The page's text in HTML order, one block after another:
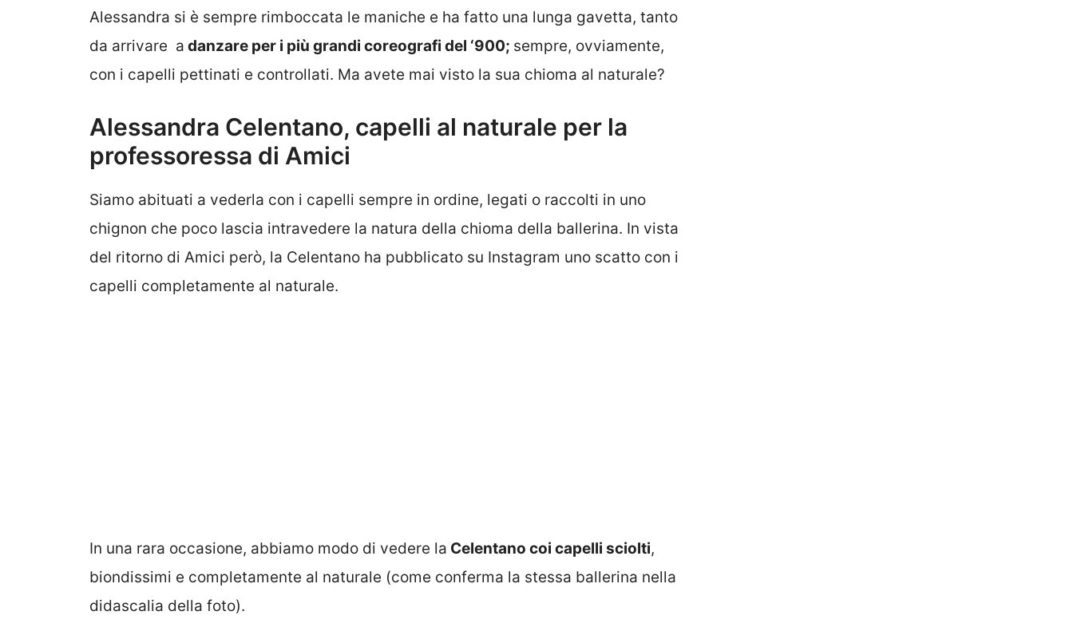
Alessandra si è sempre rimboccata le maniche e ha fatto una lunga gavetta, tanto
da arrivare a danzare per i più grandi coreografi del ‘900; sempre, ovviamente,
con i capelli pettinati e controllati. Ma avete mai visto la sua chioma al naturale?
Alessandra Celentano, capelli al naturale per la
professoressa di Amici
Siamo abituati a vederla con i capelli sempre in ordine, legati o raccolti in uno
chignon che poco lascia intravedere la natura della chioma della ballerina. In vista
del ritorno di Amici però, la Celentano ha pubblicato su Instagram uno scatto con i
capelli completamente al naturale.
In una rara occasione, abbiamo modo di vedere la Celentano coi capelli sciolti,
biondissimi e completamente al naturale (come conferma la stessa ballerina nella
didascalia della foto).